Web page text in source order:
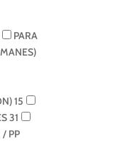
PARA
15
31
/ PP